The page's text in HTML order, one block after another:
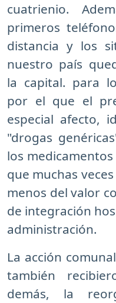
cuatrienio.
primeros
distancia y los
nuestro país
la capital. para
por el que el
especial afecto,
"drogas
los
que muchas
menos del valor
de integración
administración.
La acción
también
demás, la